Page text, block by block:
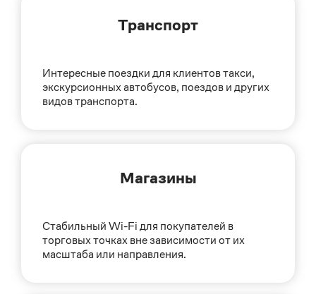
Транспорт
Интересные поездки для клиентов такси,
экскурсионных автобусов, поездов и других
видов транспорта.
Магазины
Стабильный Wi-Fi для покупателей в
торговых точках вне зависимости от их
масштаба или направления.